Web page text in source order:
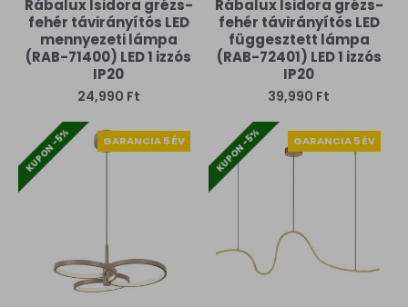
Rábalux Isidora grézs-
fehér távirányítós LED
mennyezeti lámpa
(RAB-71400) LED 1 izzós
IP20
24,990 Ft
Rábalux Isidora grézs-
fehér távirányítós LED
függesztett lámpa
(RAB-72401) LED 1 izzós
IP20
39,990 Ft
GARANCIA 5 ÉV
KUPON -5% GARANCIA 5 ÉV
KUPON -5%